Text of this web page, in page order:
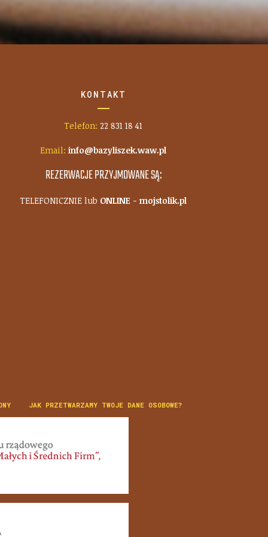
KONTAKT
Telefon: 22 831 18 41
Email: info@bazyliszek.waw.pl
REZERWACJE PRZYJMOWANE SĄ:
TELEFONICZNIE lub ONLINE - mojstolik.pl
JAK PRZETWARZAMY TWOJE DANE OSOBOWE?